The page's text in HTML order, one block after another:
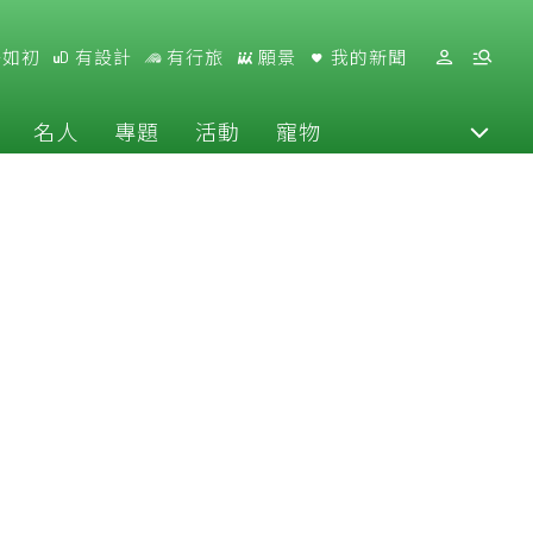
初 有設計 有行旅 願景 我的新聞
名人 專題 活動 寵物